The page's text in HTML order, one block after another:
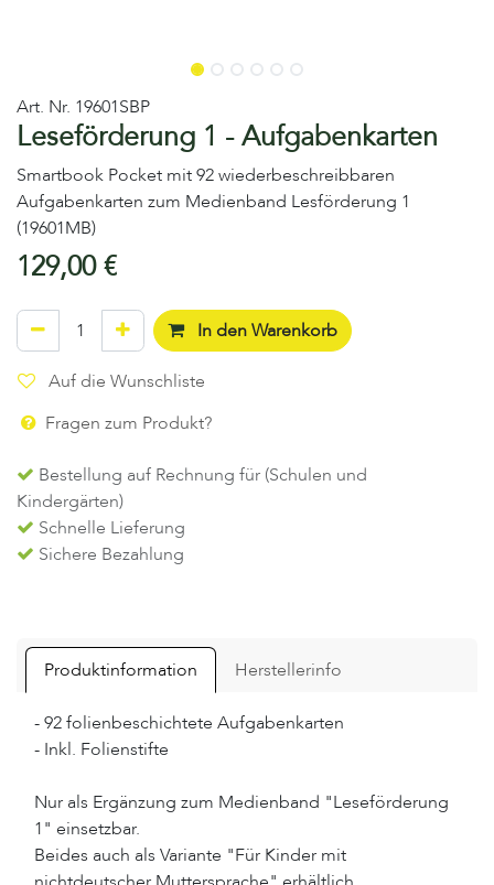
Art. Nr. 19601SBP
Leseförderung 1 - Aufgabenkarten
Smartbook Pocket mit 92 wiederbeschreibbaren
Aufgabenkarten zum Medienband Lesförderung 1
(19601MB)
129,00€
In den Warenkorb
Auf die Wunschliste
Fragen zum Produkt?
Bestellung auf Rechnung für (Schulen und
Kindergärten)
Schnelle Lieferung
Sichere Bezahlung
Produktinformation Herstellerinfo
- 92 folienbeschichtete Aufgabenkarten
- Inkl. Folienstifte
Nur als Ergänzung zum Medienband "Leseförderung
1" einsetzbar.
Beides auch als Variante "Für Kinder mit